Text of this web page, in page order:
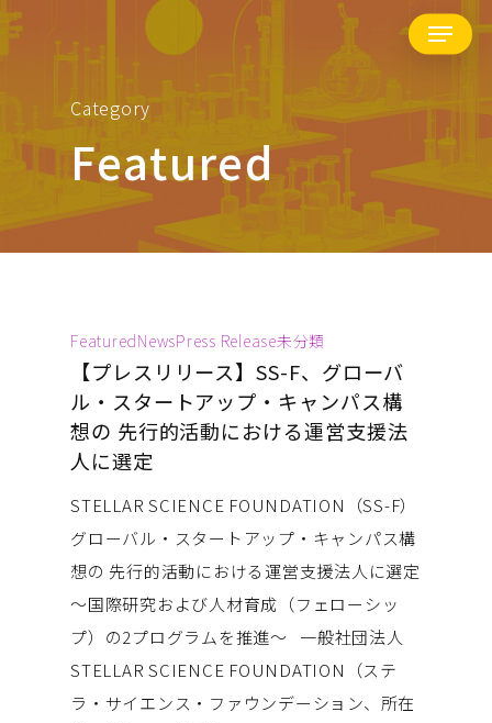
Skip
Menu
Category
Featured
FeaturedNewsPress Release未分類
【プレスリリース】SS-F、グローバ
ル・スタートアップ・キャンパス構
想の 先行的活動における運営支援法
人に選定
STELLAR SCIENCE FOUNDATION（SS-F）
グローバル・スタートアップ・キャンパス構
想の 先行的活動における運営支援法人に選定
〜国際研究および人材育成（フェローシッ
プ）の2プログラムを推進〜 一般社団法人
STELLAR SCIENCE FOUNDATION（ステ
ラ・サイエンス・ファウンデーション、所在